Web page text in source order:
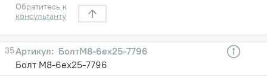
Обратитесь к
консультанту
35
БолтМ8-6eх25-7796
Болт М8-6eх25-7796